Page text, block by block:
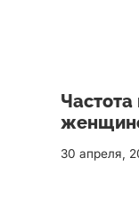
30 апреля,